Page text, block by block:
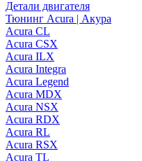
Детали двигателя
Тюнинг Acura | Акура
Acura CL
Acura CSX
Acura ILX
Acura Integra
Acura Legend
Acura MDX
Acura NSX
Acura RDX
Acura RL
Acura RSX
Acura TL